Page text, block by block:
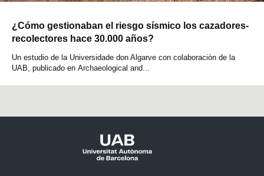
¿Cómo gestionaban el riesgo sísmico los cazadores-
recolectores hace 30.000 años?
Un estudio de la Universidade don Algarve con colaboración de la
UAB, publicado en Archaeological and...